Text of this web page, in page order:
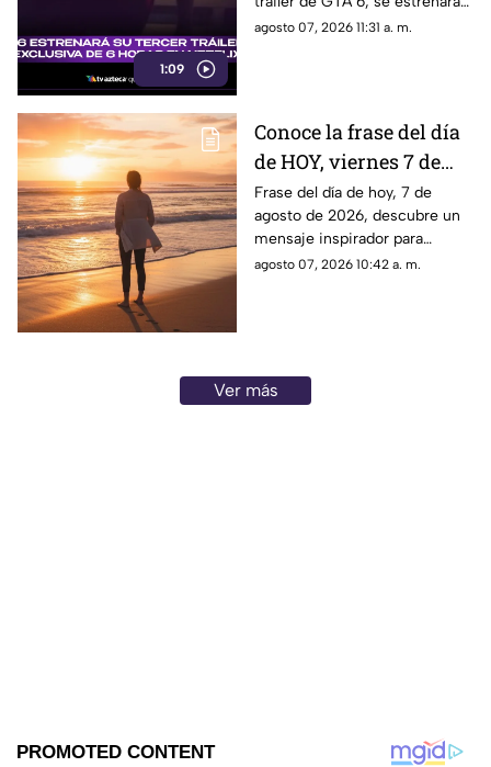
1:09
del avance del Grand
Theft Auto VI?
en Netflix y aquí te
agosto 07, 2026 11:31 a. m.
Conoce la frase del día
de HOY, viernes 7 de
agosto de 2026, y
llénate de inspiración
con estas palabras
Frase del día de hoy, 7 de
agosto de 2026, descubre un
mensaje inspirador para
reflexionar y compartir con tus
agosto 07, 2026 10:42 a. m.
Ver más